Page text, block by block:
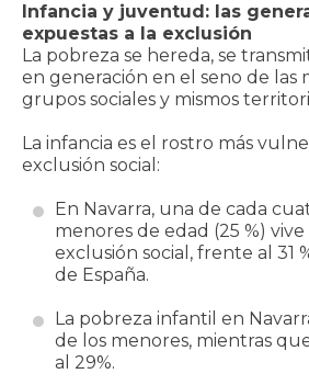
Infancia y juventud: las
expuestas a la exclusión
La pobreza se hereda, se
en generación en el seno de las
grupos sociales y mismos
La infancia es el rostro más
exclusión social:
En Navarra, una de cada
menores de edad (25 %)
exclusión social, frente al 31
de España.
La pobreza infantil en
de los menores, mientras
al 29%.